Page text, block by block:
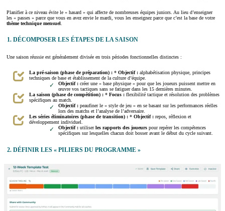
Planifier à ce niveau évite le « hasard » qui affecte de nombreuses équipes juniors. Au lieu d’enseigner
les « passes » parce que vous en avez envie le mardi, vous les enseignez parce que c’est la base de votre
thème technique mensuel
1. DÉCOMPOSER LES ÉTAPES DE LA SAISON
Une saison réussie est généralement divisée en trois périodes fonctionnelles distinctes :
La pré-saison (phase de préparation) : * Objectif : alphabétisation physique, principes
techniques de base et établissement de la culture d’équipe.
Objectif : créer une « base physique » pour que les joueurs puissent mettre en
œuvre vos tactiques sans se fatiguer dans les 15 dernières minutes.
La saison (phase de compétition) : * Focus : flexibilité tactique et résolution des problèmes
spécifiques au match.
Objectif : peaufiner le « style de jeu » en se basant sur les performances réelles
lors des matchs et l’analyse de l’adversaire.
Les séries éliminatoires (phase de transition) : * Objectif : repos, réflexion et
développement individuel.
Objectif : utiliserles rapports des joueurs pour repérer les compétences
spécifiques sur lesquelles chacun doit bosser avant le début du cycle suivant.
2. DÉFINIR LES « PILIERS DU PROGRAMME »